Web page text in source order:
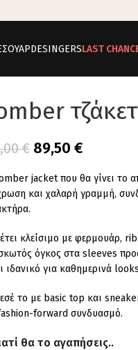
DESINGERSLAST
€ 89,50 €
jacket που θα γίνει το
και χαλαρή γραμμή,
κλείσιμο με φερμουάρ,
όγκος στα sleeves
ιδανικό για καθημερινά
το με basic top και
forward συνδυασμό.
θα το αγαπήσεις..